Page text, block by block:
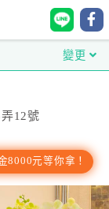
變更
12號
8000元等你拿！